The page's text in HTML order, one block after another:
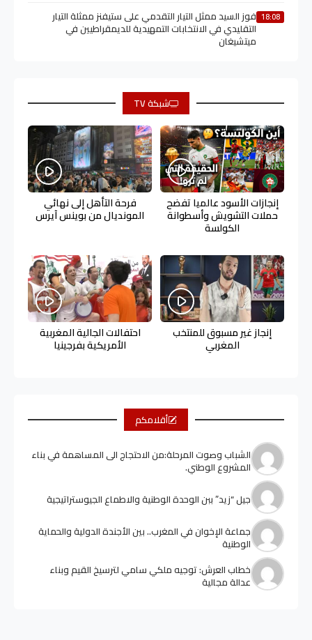
18:08 فوز السيد ممثل التيار التقدمي على ستيفنز ممثلة التيار
التقليدي في الانتخابات التمهيدية للديمقراطيين في
ميتشيغان
شبكة TV
إنجازات الأسود عالميا تفضح
حملات التشويش وأسطوانة
الكولسة
فرحة التأهل إلى نهائي
المونديال من بوينس آيرس
إنجاز غير مسبوق للمنتخب
المغربي
احتفالات الجالية المغربية
الأمريكية بفرجينيا
أقلامكم
الشباب وصوت المرحلة:من الاحتجاج الى المساهمة في بناء
المشروع الوطني.
جيل “زيد” ببن الوحدة الوطنية والاطماع الجيوستراتيجية
جماعة الإخوان في المغرب.. بين الأجندة الدولية والحماية
الوطنية
خطاب العرش: توجيه ملكي سامي لترسيخ القيم وبناء
عدالة مجالية